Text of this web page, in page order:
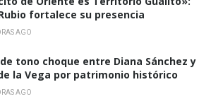
fortalece su presencia
AGO
tono choque entre Diana Sánchez y
la Vega por patrimonio histórico
AGO